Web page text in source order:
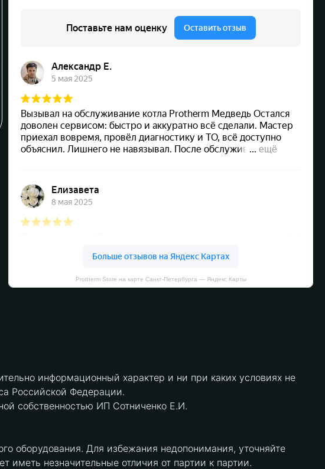
Protherm Store на карте Санкт‑Петербурга — Яндекс Карты
информационный характер и ни при каких условиях не
Российской Федерации.
собственностью ИП Сотниченко Е.И.
оборудования. Для избежания недопонимания, уточняйте
незначительные отличия от партии к партии.